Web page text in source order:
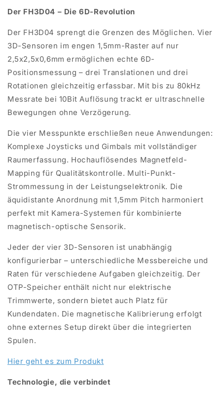
Der FH3D04 – Die 6D-Revolution
Der FH3D04 sprengt die Grenzen des Möglichen. Vier
3D-Sensoren im engen 1,5mm-Raster auf nur
2,5x2,5x0,6mm ermöglichen echte 6D-
Positionsmessung – drei Translationen und drei
Rotationen gleichzeitig erfassbar. Mit bis zu 80kHz
Messrate bei 10Bit Auflösung trackt er ultraschnelle
Bewegungen ohne Verzögerung.
Die vier Messpunkte erschließen neue Anwendungen:
Komplexe Joysticks und Gimbals mit vollständiger
Raumerfassung. Hochauflösendes Magnetfeld-
Mapping für Qualitätskontrolle. Multi-Punkt-
Strommessung in der Leistungselektronik. Die
äquidistante Anordnung mit 1,5mm Pitch harmoniert
perfekt mit Kamera-Systemen für kombinierte
magnetisch-optische Sensorik.
Jeder der vier 3D-Sensoren ist unabhängig
konfigurierbar – unterschiedliche Messbereiche und
Raten für verschiedene Aufgaben gleichzeitig. Der
OTP-Speicher enthält nicht nur elektrische
Trimmwerte, sondern bietet auch Platz für
Kundendaten. Die magnetische Kalibrierung erfolgt
ohne externes Setup direkt über die integrierten
Spulen.
Hier geht es zum Produkt
Technologie, die verbindet